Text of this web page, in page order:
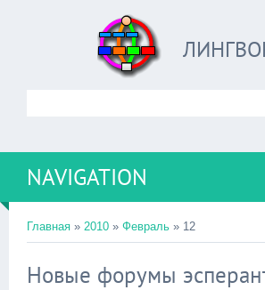
NAVIGATION
Главная » 2010 » Февраль » 12
Новые форумы